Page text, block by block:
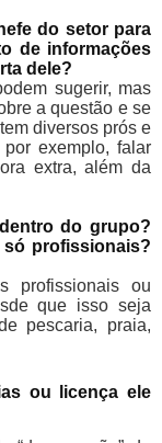
do setor para
de informações
dele?
sugerir, mas
a questão e se
diversos prós e
exemplo, falar
extra, além da
do grupo?
profissionais?
profissionais ou
que isso seja
pescaria, praia,
ou licença ele